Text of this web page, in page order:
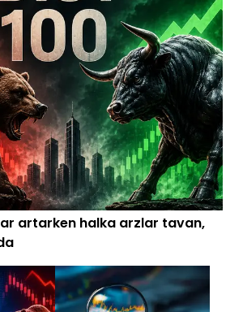
artarken halka arzlar tavan,